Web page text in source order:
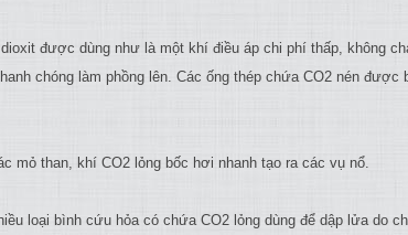
được dùng như là một khí điều áp chi phí thấp, không
chóng làm phồng lên. Các ống thép chứa CO2 nén
mỏ than, khí CO2 lỏng bốc hơi nhanh tạo ra các vụ nổ.
loại bình cứu hỏa có chứa CO2 lỏng dùng để dập lửa do